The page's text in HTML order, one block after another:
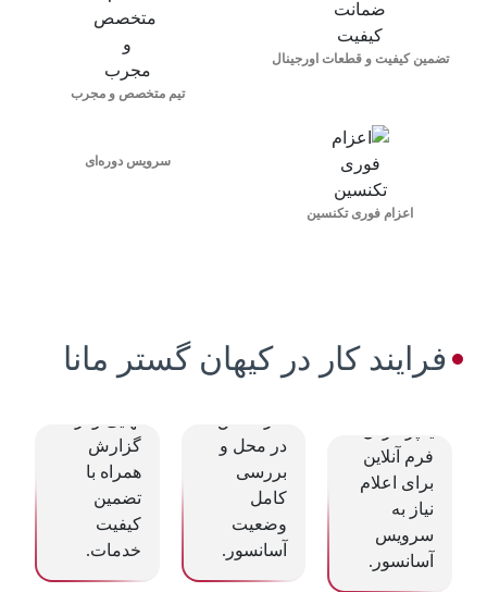
تضمین کیفیت و قطعات اورجینال
تیم متخصص و مجرب
اعزام فوری تکنسین
سرویس دوره‌ای
فرایند کار در کیهان گستر مانا
1
درخواست
سرویس
فرم آنلاین
برای اعلام
نیاز به
سرویس
آسانسور.
متخصص
در محل و
بررسی
کامل
وضعیت
آسانسور.
3
ضمانت
سرویس
گزارش
همراه با
تضمین
کیفیت
خدمات.